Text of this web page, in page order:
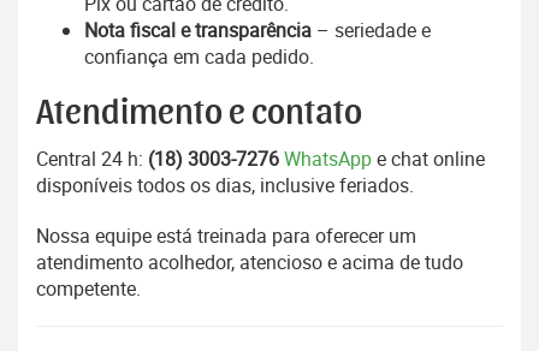
Nota fiscal e transparência – seriedade e
confiança em cada pedido.
Atendimento e contato
Central 24 h: (18) 3003-7276WhatsAppe chat online
disponíveis todos os dias, inclusive feriados.
Nossa equipe está treinada para oferecer um
atendimento acolhedor, atencioso e acima de tudo
competente.